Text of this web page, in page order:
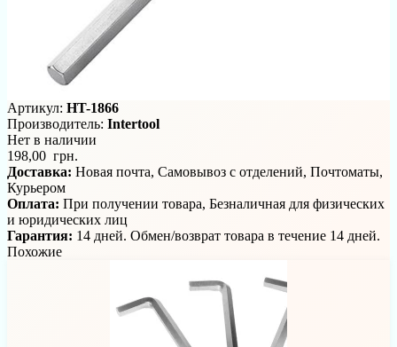
Артикул: HT-1866
Производитель: Intertool
Нет в наличии
198,00 грн.
Доставка: Новая почта, Самовывоз с отделений, Почтоматы,
Курьером
Оплата: При получении товара, Безналичная для физических
и юридических лиц
Гарантия: 14 дней. Обмен/возврат товара в течение 14 дней.
Похожие